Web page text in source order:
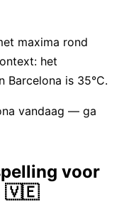
maxima rond
het
is 35°C.
vandaag — ga
voor
🇻🇪